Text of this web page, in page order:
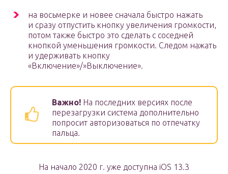
на восьмерке и новее сначала быстро нажать
и сразу отпустить кнопку увеличения громкости,
потом также быстро это сделать с соседней
кнопкой уменьшения громкости. Следом нажать
и удерживать кнопку
«Включение»/»Выключение».
Важно! На последних версиях после
перезагрузки система дополнительно
попросит авторизоваться по отпечатку
пальца.
На начало 2020 г. уже доступна iOS 13.3